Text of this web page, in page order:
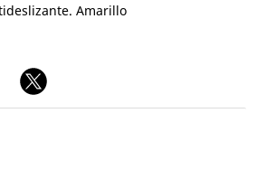
Amarillo